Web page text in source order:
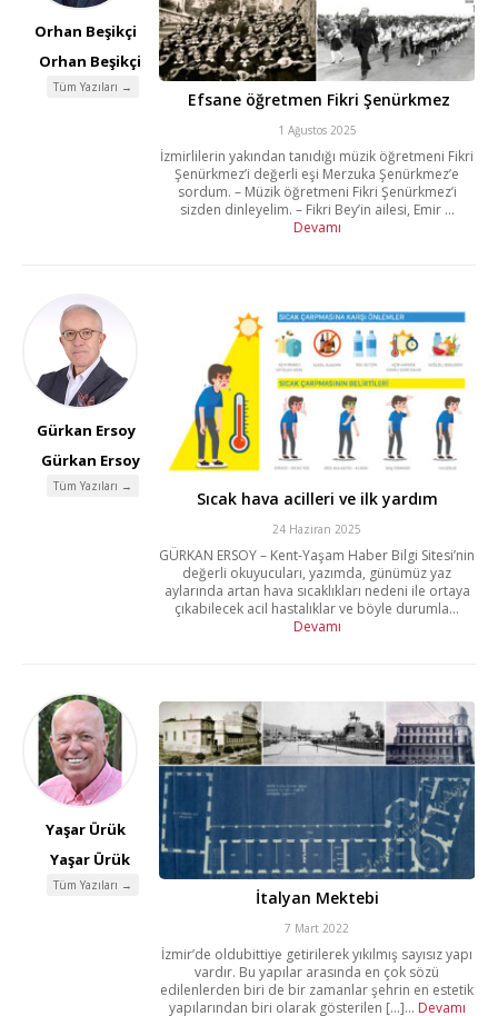
Orhan Beşikçi
Orhan Beşikçi
Tüm Yazıları →
Efsane öğretmen Fikri Şenürkmez
1 Ağustos 2025
İzmirlilerin yakından tanıdığı müzik öğretmeni Fikri
Şenürkmez’i değerli eşi Merzuka Şenürkmez’e
sordum. – Müzik öğretmeni Fikri Şenürkmez’i
sizden dinleyelim. – Fikri Bey’in ailesi, Emir ...
Devamı
Gürkan Ersoy
Gürkan Ersoy
Tüm Yazıları →
Sıcak hava acilleri ve ilk yardım
24 Haziran 2025
GÜRKAN ERSOY – Kent-Yaşam Haber Bilgi Sitesi’nin
değerli okuyucuları, yazımda, günümüz yaz
aylarında artan hava sıcaklıkları nedeni ile ortaya
çıkabilecek acil hastalıklar ve böyle durumla...
Devamı
Yaşar Ürük
Yaşar Ürük
Tüm Yazıları →
İtalyan Mektebi
7 Mart 2022
İzmir’de oldubittiye getirilerek yıkılmış sayısız yapı
vardır. Bu yapılar arasında en çok sözü
edilenlerden biri de bir zamanlar şehrin en estetik
yapılarından biri olarak gösterilen [...]... Devamı